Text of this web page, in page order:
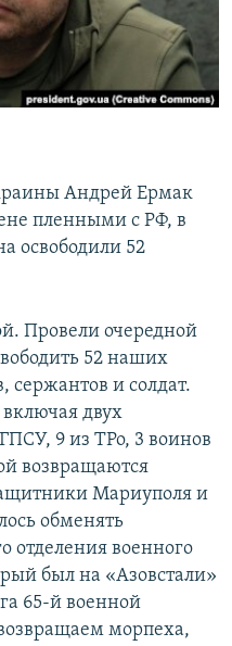
Андрей Ермак
пленными с РФ, в
освободили 52
Провели очередной
52 наших
сержантов и солдат.
двух
9 из ТРо, 3 воинов
возвращаются
Мариуполя и
обменять
отделения военного
был на «Азовстали»
65-й военной
морпеха,